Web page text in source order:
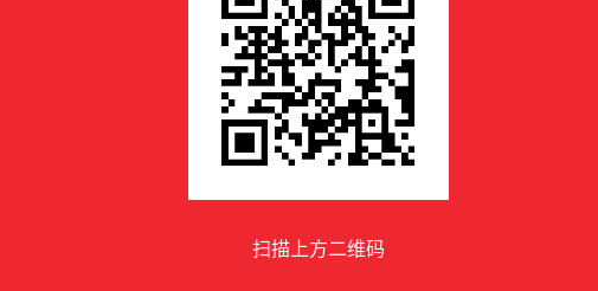
扫描上方二维码